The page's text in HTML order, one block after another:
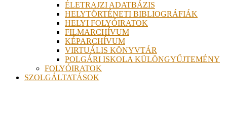
ÉLETRAJZI ADATBÁZIS
HELYTÖRTÉNETI BIBLIOGRÁFIÁK
HELYI FOLYÓIRATOK
FILMARCHÍVUM
KÉPARCHÍVUM
VIRTUÁLIS KÖNYVTÁR
POLGÁRI ISKOLA KÜLÖNGYŰJTEMÉNY
FOLYÓIRATOK
SZOLGÁLTATÁSOK